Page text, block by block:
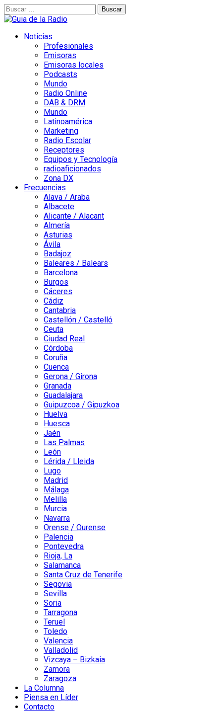
Buscar:
Noticias
Profesionales
Emisoras
Emisoras locales
Podcasts
Mundo
Radio Online
DAB & DRM
Mundo
Latinoamérica
Marketing
Radio Escolar
Receptores
Equipos y Tecnología
radioaficionados
Zona DX
Frecuencias
Alava / Araba
Albacete
Alicante / Alacant
Almería
Asturias
Ávila
Badajoz
Baleares / Balears
Barcelona
Burgos
Cáceres
Cádiz
Cantabria
Castellón / Castelló
Ceuta
Ciudad Real
Córdoba
Coruña
Cuenca
Gerona / Girona
Granada
Guadalajara
Guipuzcoa / Gipuzkoa
Huelva
Huesca
Jaén
Las Palmas
León
Lérida / Lleida
Lugo
Madrid
Málaga
Melilla
Murcia
Navarra
Orense / Ourense
Palencia
Pontevedra
Rioja, La
Salamanca
Santa Cruz de Tenerife
Segovia
Sevilla
Soria
Tarragona
Teruel
Toledo
Valencia
Valladolid
Vizcaya – Bizkaia
Zamora
Zaragoza
La Columna
Piensa en Líder
Contacto